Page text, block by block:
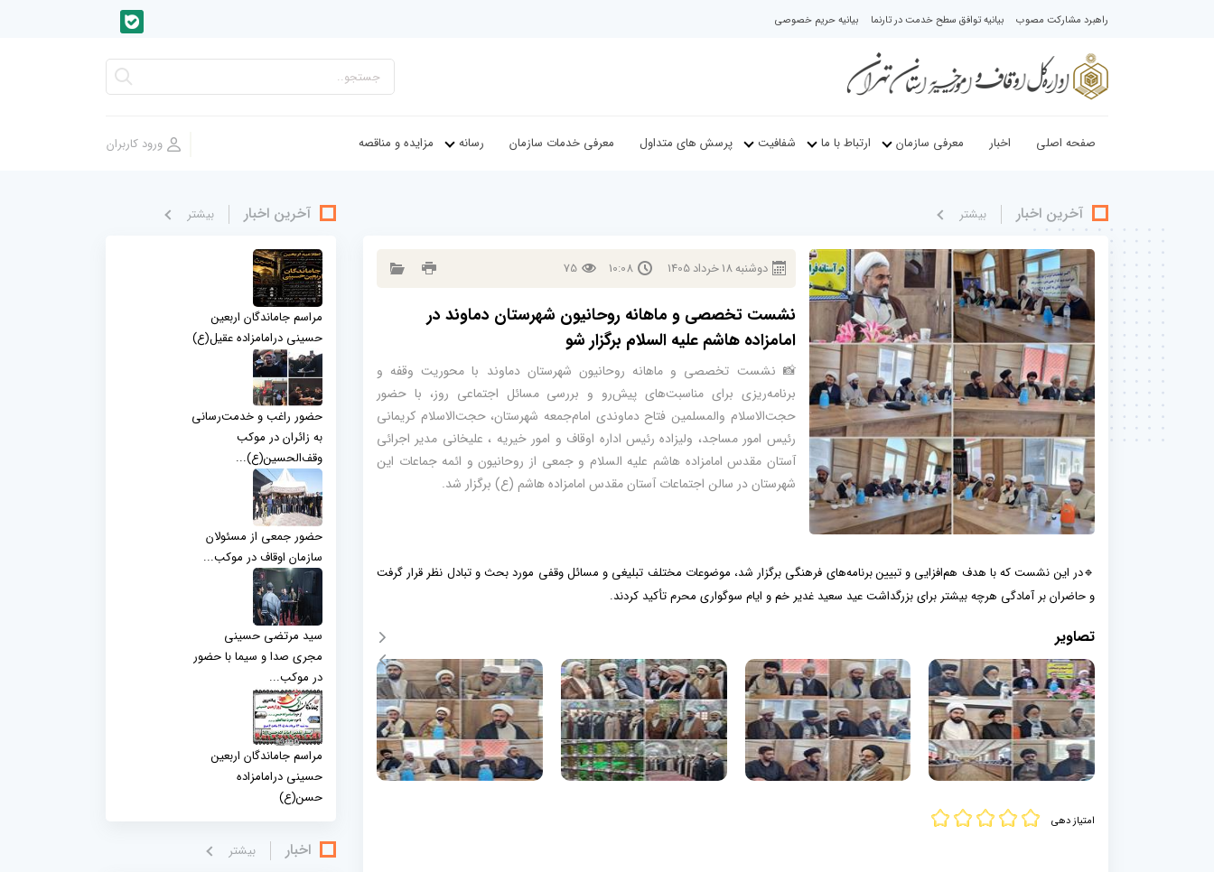
راهبرد مشارکت مصوب بیانیه توافق سطح خدمت در تارنما بیانیه حریم خصوصی
صفحه اصلی اخبار معرفی سازمان ارتباط با ما شفافیت پرسش های متداول معرفی خدمات سازمان رسانه مزایده و مناقصه
آخرین اخبار بيشتر
دوشنبه18خرداد 1405
10:08
75
نشست تخصصی و ماهانه روحانیون شهرستان دماوند در
امامزاده هاشم علیه السلام برگزار شو
📸 نشست تخصصی و ماهانه روحانیون شهرستان دماوند با محوریت وقفه و
برنامه‌ریزی برای مناسبت‌های پیش‌رو و بررسی مسائل اجتماعی روز، با حضور
حجت‌الاسلام والمسلمین فتاح دماوندی امام‌جمعه شهرستان، حجت‌الاسلام کریمانی
رئیس امور مساجد، ولیزاده رئیس اداره اوقاف و امور خیریه ، علیخانی مدیر اجرائی
آستان مقدس امامزاده هاشم علیه السلام و جمعی از روحانیون و ائمه جماعات این
شهرستان در سالن اجتماعات آستان مقدس امامزاده هاشم (ع) برگزار شد.
🔹در این نشست که با هدف هم‌افزایی و تبیین برنامه‌های فرهنگی برگزار شد، موضوعات مختلف تبلیغی و مسائل وقفی مورد بحث و تبادل نظر قرار گرفت
و حاضران بر آمادگی هرچه بیشتر برای بزرگداشت عید سعید غدیر خم و ایام سوگواری محرم تأکید کردند.
تصاویر
امتیاز دهی
آخرین اخبار بيشتر
مراسم جاماندگان اربعین
حسینی درامامزاده عقیل(ع)
حضور راغب و خدمت‌رسانی
به زائران در موکب
وقف‌الحسین(ع)...
حضور جمعی از مسئولان
سازمان اوقاف در موکب...
سید مرتضی حسینی
مجری صدا و سیما با حضور
در موکب...
مراسم جاماندگان اربعین
حسینی درامامزاده
حسن(ع)
اخبار بيشتر